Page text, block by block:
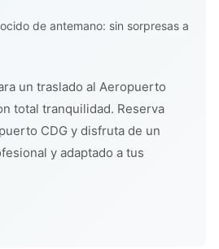
de antemano: sin sorpresas a
un traslado al Aeropuerto
total tranquilidad. Reserva
CDG y disfruta de un
y adaptado a tus